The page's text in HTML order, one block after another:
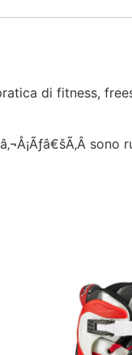
di fitness,
sono